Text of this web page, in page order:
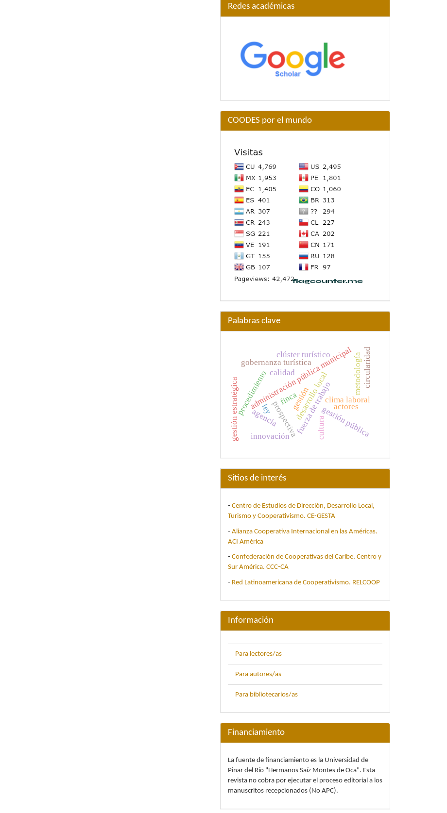
Redes académicas
COODES por el mundo
Palabras clave
administración pública municipal
desarrollo local
fuerza de trabajogestión pública
clúster turístico
gobernanza turística
procedimiento gestión clima laboral
metodología
gestión estratégica prospectiva actores
cultura
agencia
circularidad
innovación
ley
calidad
finca
Sitios de interés
- Centro de Estudios de Dirección, Desarrollo Local,
Turismo y Cooperativismo. CE-GESTA
- Alianza Cooperativa Internacional en las Américas.
ACI América
- Confederación de Cooperativas del Caribe, Centro y
Sur América. CCC-CA
- Red Latinoamericana de Cooperativismo. RELCOOP
Información
Para lectores/as
Para autores/as
Para bibliotecarios/as
Financiamiento
La fuente de financiamiento es la Universidad de
Pinar del Río "Hermanos Saíz Montes de Oca". Esta
revista no cobra por ejecutar el proceso editorial a los
manuscritos recepcionados (No APC).